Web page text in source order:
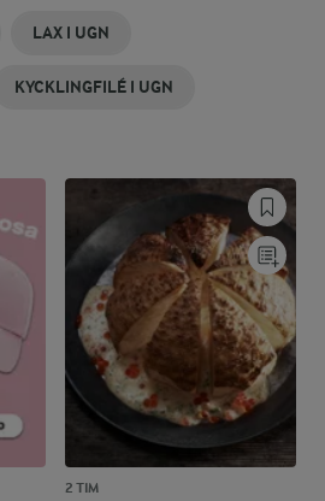
LAX I UGN
KYCKLINGFILÉ I UGN
2 TIM